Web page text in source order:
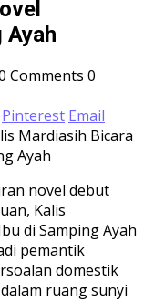
Ayah
Comments 0
Pinterest Email
novel debut
Kalis
di Samping Ayah
pemantik
domestik
ruang sunyi